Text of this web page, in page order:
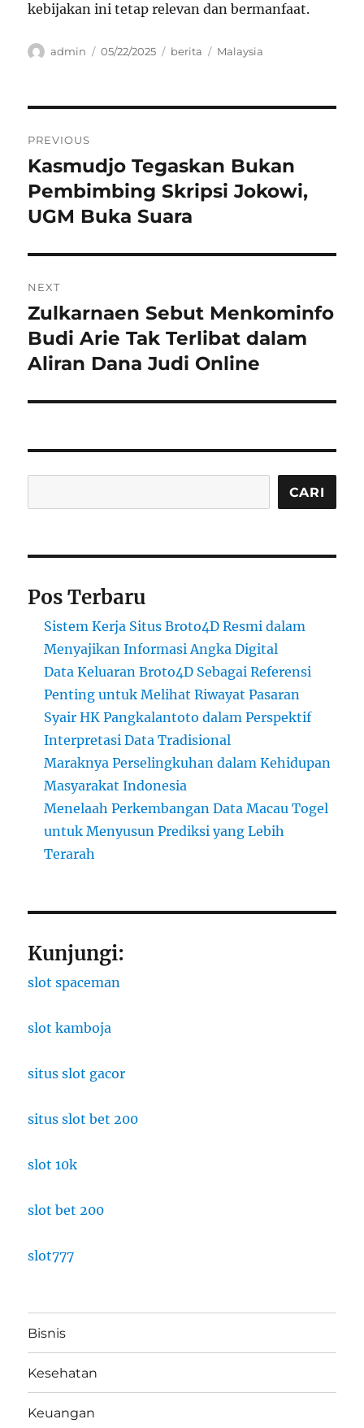
kebijakan ini tetap relevan dan bermanfaat.
Author
admin
Posted
05/22/2025 Categories
berita Tags
Malaysia
pos
PREVIOUS
Previous
post:
Kasmudjo Tegaskan Bukan
Pembimbing Skripsi Jokowi,
UGM Buka Suara
NEXT
Next
post:
Zulkarnaen Sebut Menkominfo
Budi Arie Tak Terlibat dalam
Aliran Dana Judi Online
CARI
Pos Terbaru
Sistem Kerja Situs Broto4D Resmi dalam
Menyajikan Informasi Angka Digital
Data Keluaran Broto4D Sebagai Referensi
Penting untuk Melihat Riwayat Pasaran
Syair HK Pangkalantoto dalam Perspektif
Interpretasi Data Tradisional
Maraknya Perselingkuhan dalam Kehidupan
Masyarakat Indonesia
Menelaah Perkembangan Data Macau Togel
untuk Menyusun Prediksi yang Lebih
Terarah
Kunjungi:
slot spaceman
slot kamboja
situs slot gacor
situs slot bet 200
slot 10k
slot bet 200
slot777
Bisnis
Kesehatan
Keuangan